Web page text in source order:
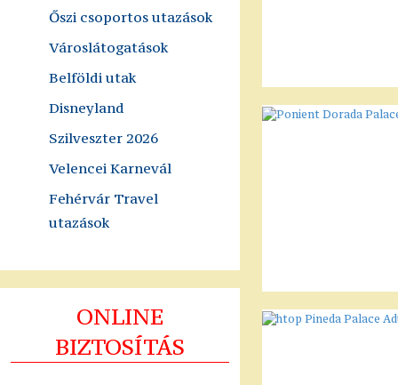
Őszi csoportos utazások
Városlátogatások
Belföldi utak
Disneyland
Szilveszter 2026
Velencei Karnevál
Fehérvár Travel
utazások
ONLINE
BIZTOSÍTÁS